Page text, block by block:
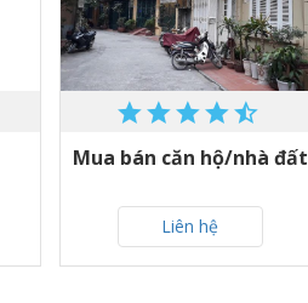
Mua bán căn hộ/nhà đất
Liên hệ